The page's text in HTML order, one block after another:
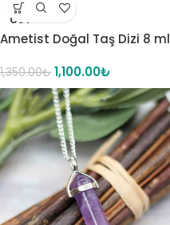
SOLD
OUT
Ametist Doğal Taş Dizi 8 ml
1,350.00₺ 1,100.00₺